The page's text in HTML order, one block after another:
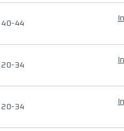
40-44
20-34
20-34